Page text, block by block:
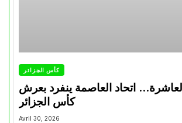
كأس الجزائر
اتحاد العاصمة ينفرد بعرش
كأس الجزائر
Avril 30, 2026